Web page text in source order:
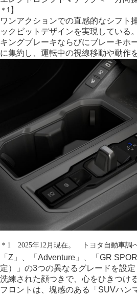
＊1 】
ワンアクションでの直感的なシフト
ックピットデザインを実現している
キングブレーキならびにブレーキホ
に集約し、運転中の視線移動や動作
＊1 2025年12月現在。 トヨタ自動車調
「Z」、「Adventure」、
「GR
定）」の3つの異なるグレードを設定
洗練された顔つきで、 心をひきつけ
フロントは、塊感のある「SUVハン